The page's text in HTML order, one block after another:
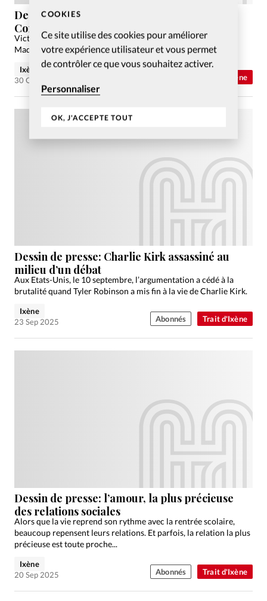
COOKIES
Ce site utilise des cookies pour améliorer
votre expérience utilisateur et vous permet
de contrôler ce que vous souhaitez activer.
Personnaliser
OK, J'ACCEPTE TOUT
Trait d'Ixène
Dessin de presse: la Vénézuélienne María
Corina Machado prix Nobel de la paix
Victoire morale de María Corina Machado sur le régime de
Maduro, symbole d’une résistance pacifique au Venezuela.
Ixène
30 Oct 2025
Trait d'Ixène
Dessin de presse: Charlie Kirk assassiné au
milieu d’un débat
Aux Etats-Unis, le 10 septembre, l’argumentation a cédé à la
brutalité quand Tyler Robinson a mis fin à la vie de Charlie Kirk.
Ixène
23 Sep 2025
Abonnés
Trait d'Ixène
Dessin de presse: l’amour, la plus précieuse
des relations sociales
Alors que la vie reprend son rythme avec la rentrée scolaire,
beaucoup repensent leurs relations. Et parfois, la relation la plus
précieuse est toute proche...
Ixène
20 Sep 2025
Abonnés